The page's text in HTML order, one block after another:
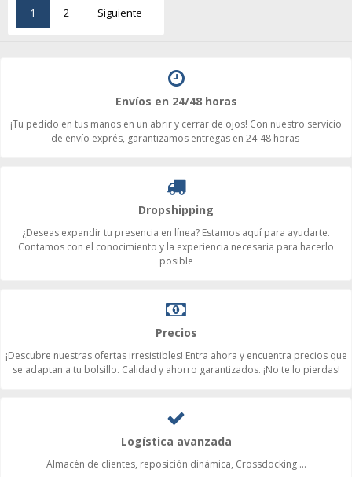
1 2 Siguiente
Envíos en 24/48 horas
¡Tu pedido en tus manos en un abrir y cerrar de ojos! Con nuestro servicio
de envío exprés, garantizamos entregas en 24-48 horas
Dropshipping
¿Deseas expandir tu presencia en línea? Estamos aquí para ayudarte.
Contamos con el conocimiento y la experiencia necesaria para hacerlo
posible
Precios
¡Descubre nuestras ofertas irresistibles! Entra ahora y encuentra precios que
se adaptan a tu bolsillo. Calidad y ahorro garantizados. ¡No te lo pierdas!
Logística avanzada
Almacén de clientes, reposición dinámica, Crossdocking ...